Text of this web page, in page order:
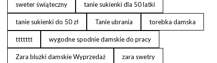
sweter świąteczny tanie sukienki dla 50 latki
tanie sukienki do 50 zł Tanie ubrania torebka damska
ttttttt wygodne spodnie damskie do pracy
Zara bluzki damskie Wyprzedaż zara swetry